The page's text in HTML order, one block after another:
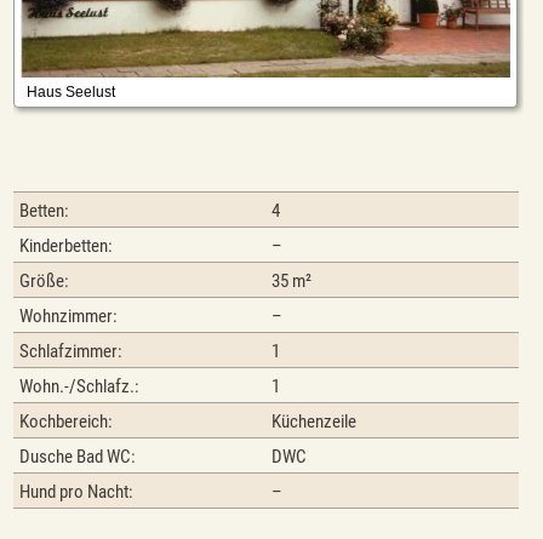
Betten:
4
Kinderbetten:
–
Größe:
35 m²
Wohnzimmer:
–
Schlafzimmer:
1
Wohn.-/Schlafz.:
1
Kochbereich:
Küchenzeile
Dusche Bad WC:
DWC
Hund pro Nacht:
–